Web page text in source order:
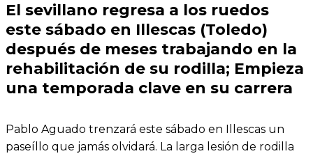
El sevillano regresa a los ruedos
este sábado en Illescas (Toledo)
después de meses trabajando en la
rehabilitación de su rodilla; Empieza
una temporada clave en su carrera
Pablo Aguado trenzará este sábado en Illescas un
paseíllo que jamás olvidará. La larga lesión de rodilla